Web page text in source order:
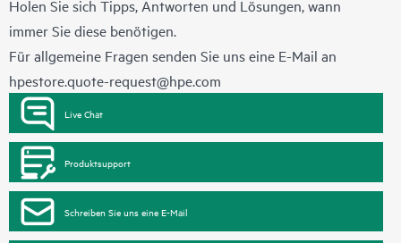
• HPE Foundation Care NBD Service
• HPE Foundation Care 24x7 Service
• HPE Foundation Care CTR Service
Holen Sie sich Tipps, Antworten und Lösungen, wann
immer Sie diese benötigen.
Für allgemeine Fragen senden Sie uns eine E-Mail an
hpestore.quote-request@hpe.com
Live Chat
Produktsupport
Schreiben Sie uns eine E-Mail